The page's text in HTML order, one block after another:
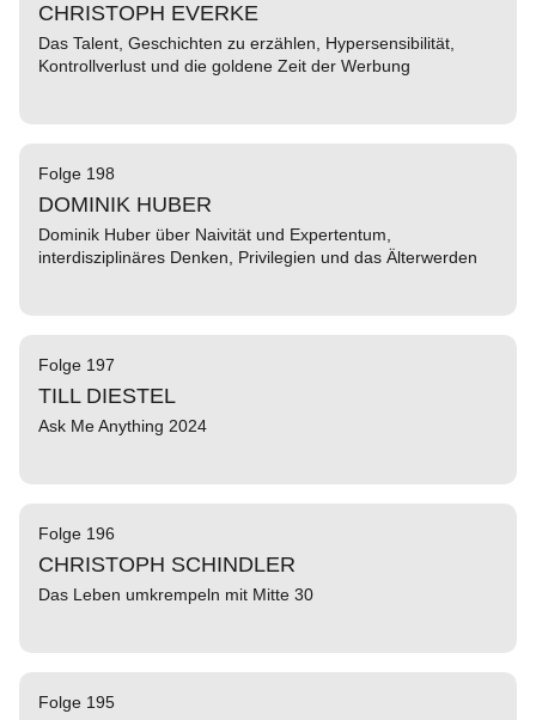
CHRISTOPH EVERKE
Das Talent, Geschichten zu erzählen, Hypersensibilität,
Kontrollverlust und die goldene Zeit der Werbung
Folge 198
DOMINIK HUBER
Dominik Huber über Naivität und Expertentum,
interdisziplinäres Denken, Privilegien und das Älterwerden
Folge 197
TILL DIESTEL
Ask Me Anything 2024
Folge 196
CHRISTOPH SCHINDLER
Das Leben umkrempeln mit Mitte 30
Folge 195